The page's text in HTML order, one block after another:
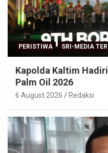
PERISTIWA SRI-MEDIA
Kapolda Kaltim
Palm Oil 2026
6 August 2026 Redaksi